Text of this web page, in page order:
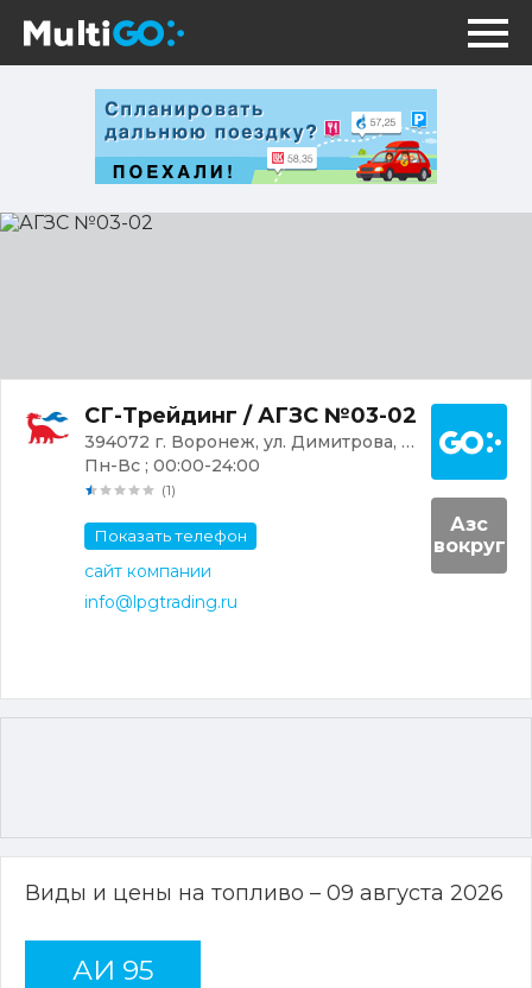
АГЗС
СГ-Трейдинг / АГЗС №03-02
394072 г. Воронеж, ул. Димитрова, 140/2
Пн-Вс ; 00:00-24:00
(1)
Показать телефон
сайт компании
info@lpgtrading.ru
Азс
вокруг
Виды и цены на топливо – 09 августа 2026
АИ 95